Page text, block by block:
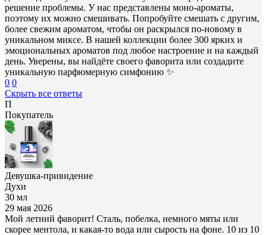
решение проблемы. У нас представлены моно-ароматы,
поэтому их можно смешивать. Попробуйте смешать с другим,
более свежим ароматом, чтобы он раскрылся по-новому в
уникальном миксе. В нашей коллекции более 300 ярких и
эмоциональных ароматов под любое настроение и на каждый
день. Уверены, вы найдёте своего фаворита или создадите
уникальную парфюмерную симфонию ✨
0 0
Скрыть все ответы
П
Покупатель
Девушка-привидение
Духи
30 мл
29 мая 2026
Мой летний фаворит! Сталь, побелка, немного мяты или
скорее ментола, и какая-то вода или сырость на фоне. 10 из 10